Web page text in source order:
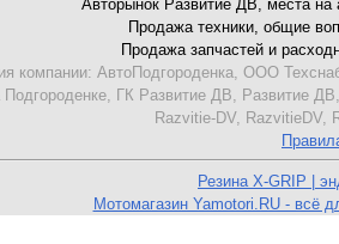
Авторынок Развитие ДВ, места на
Продажа техники, общие
Продажа запчастей и
компании: АвтоПодгороденка, ООО
Подгороденке, ГК Развитие ДВ,
Razvitie-DV, RazvitieDV,
Резина X-GRIP |
Мотомагазин Yamotori.RU - всё